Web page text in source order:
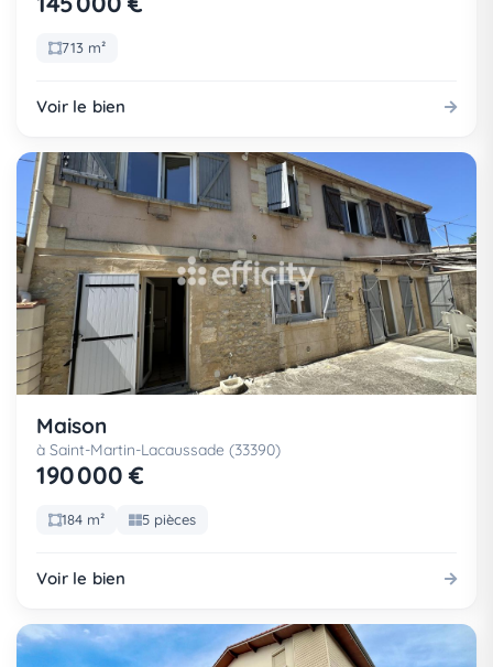
713 m²
Voir le bien
Maison
à Saint-Martin-Lacaussade (33390)
190 000 €
184 m² 5 pièces
Voir le bien